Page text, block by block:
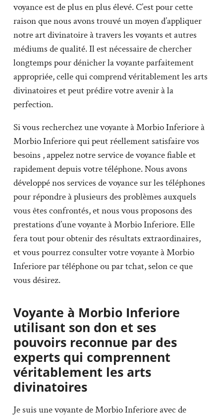
voyance est de plus en plus élevé. C’est pour cette
raison que nous avons trouvé un moyen d’appliquer
notre art divinatoire à travers les voyants et autres
médiums de qualité. Il est nécessaire de chercher
longtemps pour dénicher la voyante parfaitement
appropriée, celle qui comprend véritablement les arts
divinatoires et peut prédire votre avenir à la
perfection.
Si vous recherchez une voyante à Morbio Inferiore à
Morbio Inferiore qui peut réellement satisfaire vos
besoins , appelez notre service de voyance fiable et
rapidement depuis votre téléphone. Nous avons
développé nos services de voyance sur les téléphones
pour répondre à plusieurs des problèmes auxquels
vous êtes confrontés, et nous vous proposons des
prestations d’une voyante à Morbio Inferiore. Elle
fera tout pour obtenir des résultats extraordinaires,
et vous pourrez consulter votre voyante à Morbio
Inferiore par téléphone ou par tchat, selon ce que
vous désirez.
Voyante à Morbio Inferiore
utilisant son don et ses
pouvoirs reconnue par des
experts qui comprennent
véritablement les arts
divinatoires
Je suis une voyante de Morbio Inferiore avec de